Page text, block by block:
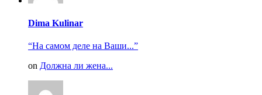
Dima Kulinar
“На самом деле на Ваши...”
on Должна ли жена...